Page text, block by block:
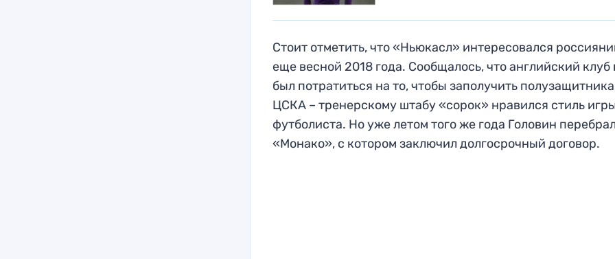
Стоит отметить, что «Ньюкасл» интересовался
еще весной 2018 года. Сообщалось, что английский клуб
был потратиться на то, чтобы заполучить полузащитника
ЦСКА – тренерскому штабу «сорок» нравился стиль
футболиста. Но уже летом того же года Головин
«Монако», с котором заключил долгосрочный договор.